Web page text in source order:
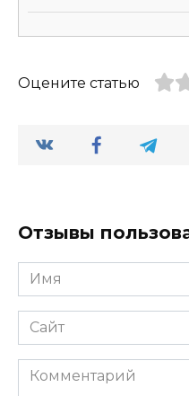
Оцените статью
Отзывы
Имя
*
Сайт
Комментарий